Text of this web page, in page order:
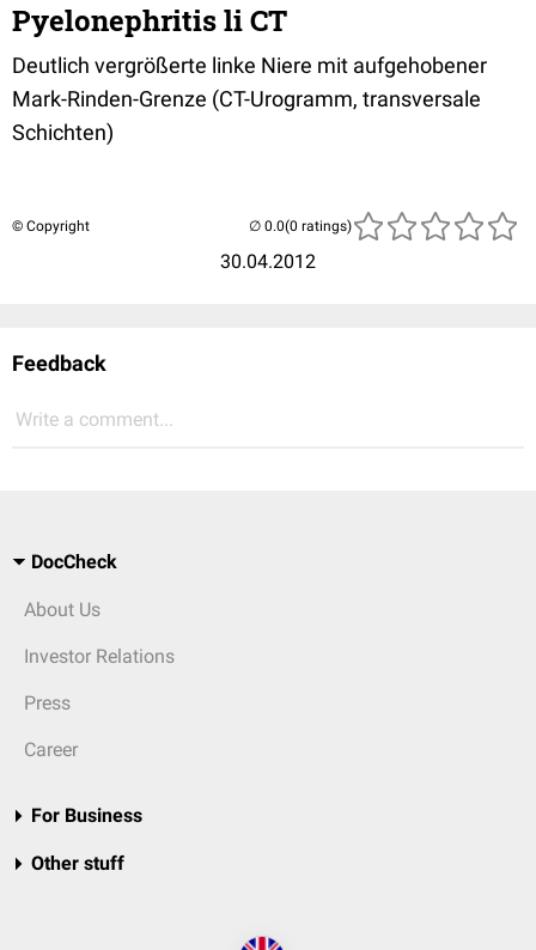
Pyelonephritis li CT
Deutlich vergrößerte linke Niere mit aufgehobener
Mark-Rinden-Grenze (CT-Urogramm, transversale
Schichten)
© Copyright
30.04.2012
(0 ratings)
Feedback
Write a comment...
DocCheck
About Us
Investor Relations
Press
Career
For Business
Other stuff